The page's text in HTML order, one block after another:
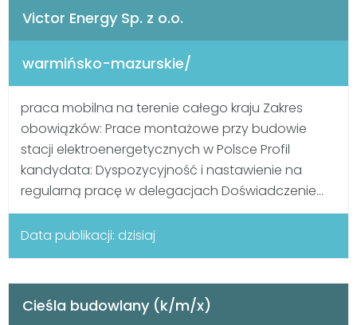
Victor Energy Sp. z o.o.
warmińsko-mazurskie/
praca mobilna na terenie całego kraju Zakres
obowiązków: Prace montażowe przy budowie
stacji elektroenergetycznych w Polsce Profil
kandydata: Dyspozycyjność i nastawienie na
regularną pracę w delegacjach Doświadczenie...
Data publikacji: dzisiaj
Cieśla budowlany (k/m/x)